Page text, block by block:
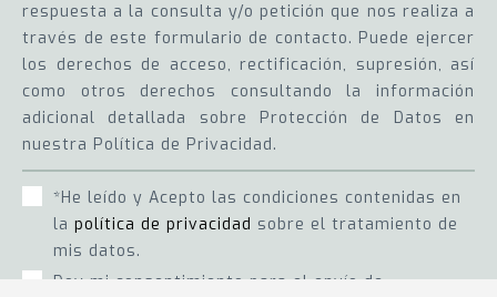
respuesta a la consulta y/o petición que nos realiza a
través de este formulario de contacto. Puede ejercer
los derechos de acceso, rectificación, supresión, así
como otros derechos consultando la información
adicional detallada sobre Protección de Datos en
nuestra Política de Privacidad.
*He leído y Acepto las condiciones contenidas en
la política de privacidad sobre el tratamiento de
mis datos.
Doy mi consentimiento para el envío de